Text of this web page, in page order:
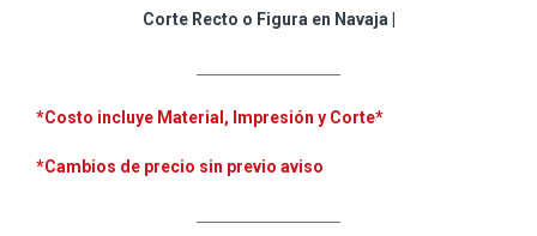
Corte Recto o Figura en Navaja
*Costo incluye Material, Impresión y Corte*
*Cambios de precio sin previo aviso